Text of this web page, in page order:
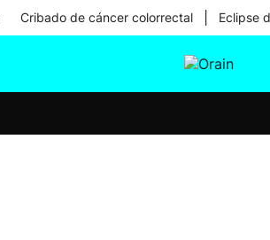
Cribado de cáncer colorrectal Eclipse